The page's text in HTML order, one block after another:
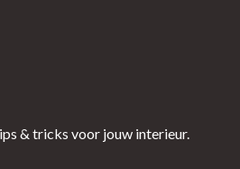
& tricks voor jouw interieur.